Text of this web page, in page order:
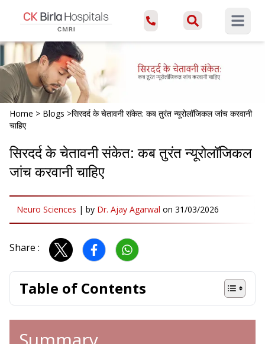
Open
Home > Blogs >सिरदर्द के चेतावनी संकेत: कब तुरंत न्यूरोलॉजिकल जांच करवानी
चाहिए
सिरदर्द के चेतावनी संकेत: कब तुरंत न्यूरोलॉजिकल
जांच करवानी चाहिए
Neuro Sciences | by Dr. Ajay Agarwal on 31/03/2026
Share :
Table of Contents